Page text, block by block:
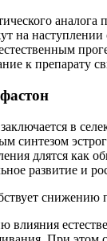
аналога
на наступлении
естественным
к препарату
в
синтезом
длятся как
развитие и
снижению
влияния